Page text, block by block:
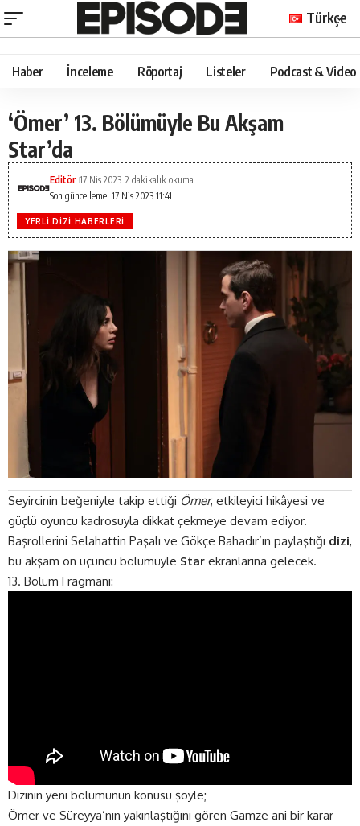
Türkçe
Haber İnceleme Röportaj Listeler Podcast & Video
‘Ömer’ 13. Bölümüyle Bu Akşam
Star’da
Son güncelleme: 17 Nis 2023 11:41
Editör 17 Nis 2023 2 dakikalık okuma
YERLI DIZI HABERLERI
Seyircinin beğeniyle takip ettiği Ömer, etkileyici hikâyesi ve
güçlü oyuncu kadrosuyla dikkat çekmeye devam ediyor.
Başrollerini Selahattin Paşalı ve Gökçe Bahadır’ın paylaştığı dizi,
bu akşam on üçüncü bölümüyle Star ekranlarına gelecek.
13. Bölüm Fragmanı:
Dizinin yeni bölümünün konusu şöyle;
Ömer ve Süreyya’nın yakınlaştığını gören Gamze ani bir karar